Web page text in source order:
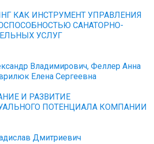
КАК ИНСТРУМЕНТ УПРАВЛЕНИЯ
САНАТОРНО-
УСЛУГ
Владимирович, Феллер Анна
Елена Сергеевна
И РАЗВИТИЕ
ПОТЕНЦИАЛА КОМПАНИИ
Дмитриевич